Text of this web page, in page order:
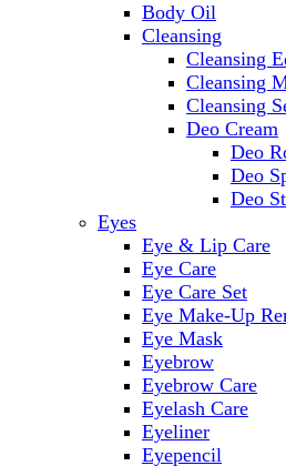
Body Oil
Cleansing
Cleansing
Cleansing
Cleansing
Deo Cream
Deo
Deo
Deo
Eyes
Eye & Lip Care
Eye Care
Eye Care Set
Eye Make-Up
Eye Mask
Eyebrow
Eyebrow Care
Eyelash Care
Eyeliner
Eyepencil